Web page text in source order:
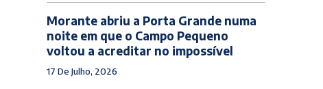
Morante abriu a Porta Grande numa
noite em que o Campo Pequeno
voltou a acreditar no impossível
17 De Julho, 2026